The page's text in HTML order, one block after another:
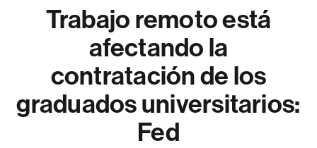
Trabajo remoto está
afectando la
contratación de los
graduados universitarios:
Fed